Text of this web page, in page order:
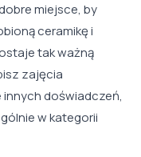
miejsce, by
ceramikę i
tak ważną
zajęcia
doświadczeń,
w kategorii